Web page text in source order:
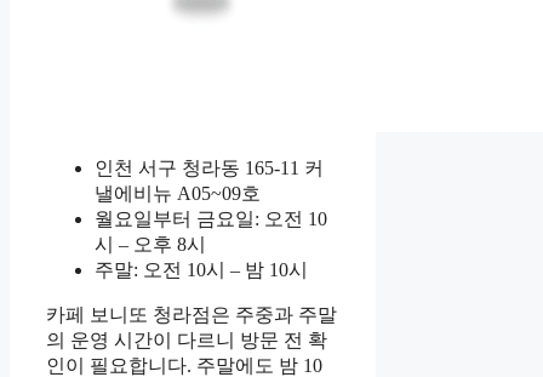
인천 서구 청라동 165-11 커
낼에비뉴 A05~09호
월요일부터 금요일: 오전 10
시 – 오후 8시
주말: 오전 10시 – 밤 10시
카페 보니또 청라점은 주중과 주말
의 운영 시간이 다르니 방문 전 확
인이 필요합니다. 주말에도 밤 10